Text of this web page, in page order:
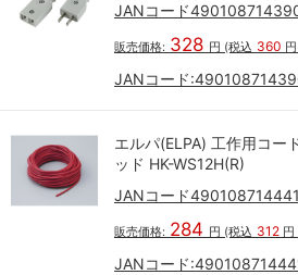
JANコード
販売価格: 328 円 (税込 360 円
JANコード:
エルパ(ELPA) 工作用コ
ッド HK-WS12H(R)
JANコード
販売価格: 284 円 (税込 312 円
JANコード: